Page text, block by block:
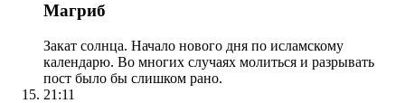
Магриб
Закат солнца. Начало нового дня по исламскому
календарю. Во многих случаях молиться и разрывать
пост было бы слишком рано.
21:11